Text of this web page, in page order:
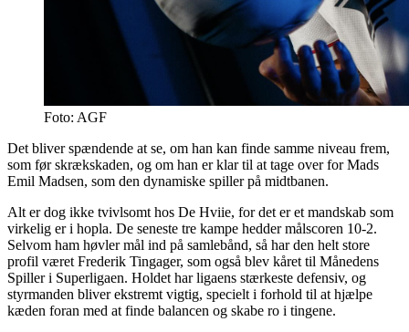
Foto: AGF
Det bliver spændende at se, om han kan finde samme niveau frem,
som før skrækskaden, og om han er klar til at tage over for Mads
Emil Madsen, som den dynamiske spiller på midtbanen.
Alt er dog ikke tvivlsomt hos De Hviie, for det er et mandskab som
virkelig er i hopla. De seneste tre kampe hedder målscoren 10-2.
Selvom ham høvler mål ind på samlebånd, så har den helt store
profil været Frederik Tingager, som også blev kåret til Månedens
Spiller i Superligaen. Holdet har ligaens stærkeste defensiv, og
styrmanden bliver ekstremt vigtig, specielt i forhold til at hjælpe
kæden foran med at finde balancen og skabe ro i tingene.